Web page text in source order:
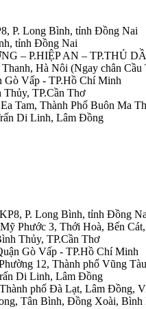
P. Long Bình, tỉnh Đồng Nai
tỉnh Đồng Nai
– P.HIỆP AN – TP.THỦ
Hà Nôi (Ngay chân Cầu
Vấp - TP.Hồ Chí Minh
TP.Cần Thơ
Tam, Thành Phố Buôn Ma
Di Linh, Lâm Đồng
P. Long Bình, tỉnh Đồng
Phước 3, Thới Hoà, Bến
Thủy, TP.Cần Thơ
Gò Vấp - TP.Hồ Chí Minh
12, Thành phố Vũng Tàu
Di Linh, Lâm Đồng
phố Đà Lạt, Lâm Đồng,
Tân Bình, Đồng Xoài, Bình